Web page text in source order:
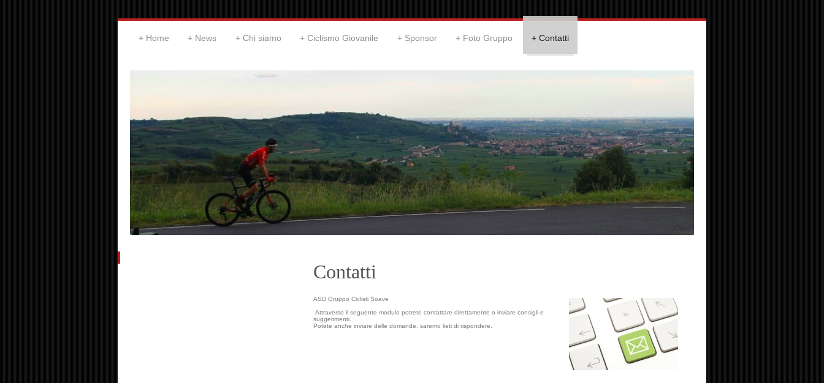
Home News Chi siamo Ciclismo Giovanile Sponsor Foto Gruppo Contatti
Contatti
ASD Gruppo Ciclisti Soave
Attraverso il seguente modulo potrete contattare direttamente o inviare consigli e
suggerimenti.
Potete anche inviare delle domande, saremo lieti di rispondere.